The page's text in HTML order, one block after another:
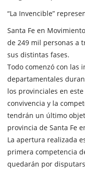
“La Invencible”
Santa Fe en
de 249 mil personas a
sus distintas fases.
Todo comenzó con las
departamentales
los provinciales en
convivencia y la
tendrán un último
provincia de Santa Fe
La apertura realizada
primera competencia
quedarán por